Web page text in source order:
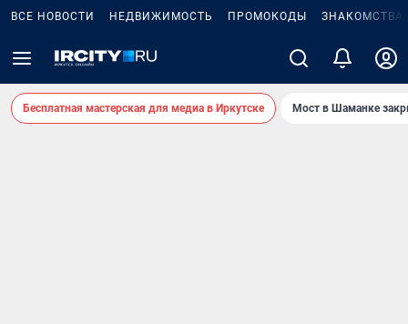
ВСЕ НОВОСТИ НЕДВИЖИМОСТЬ ПРОМОКОДЫ ЗНАКОМСТВА
Бесплатная мастерская для медиа в Иркутске Мост в Шаманке